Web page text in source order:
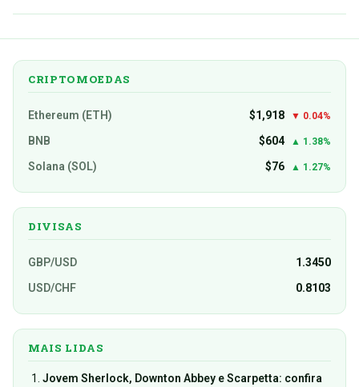
CRIPTOMOEDAS
Ethereum (ETH) $1,918 ▼ 0.04%
BNB $604 ▲ 1.38%
Solana (SOL) $76 ▲ 1.27%
DIVISAS
GBP/USD
1.3450
USD/CHF
0.8103
MAIS LIDAS
Jovem Sherlock, Downton Abbey e Scarpetta: confira